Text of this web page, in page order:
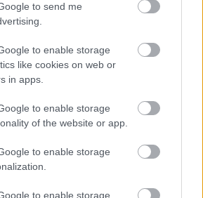
to send me
to enable storage
like cookies on web or
in apps.
to enable storage
of the website or app.
to enable storage
to enable storage
a fedélzeti kameráig: 10